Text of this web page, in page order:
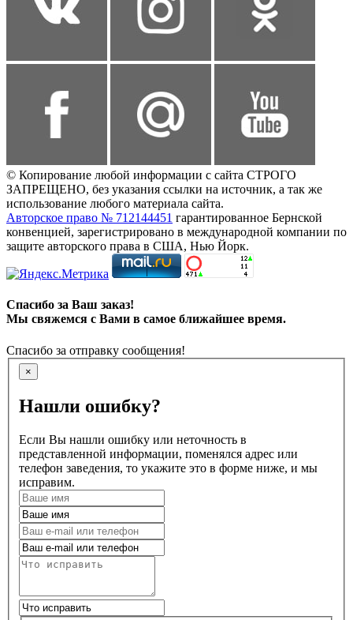
© Копирование любой информации с сайта СТРОГО
ЗАПРЕЩЕНО, без указания ссылки на источник, а так же
использование любого материала сайта.
Авторское право № 712144451 гарантированное Бернской
конвенцией, зарегистрировано в международной компании по
защите авторского права в США, Нью Йорк.
Спасибо за Ваш заказ!
Мы свяжемся с Вами в самое ближайшее время.
Спасибо за отправку сообщения!
×
Нашли ошибку?
Если Вы нашли ошибку или неточность в
представленной информации, поменялся адрес или
телефон заведения, то укажите это в форме ниже, и мы
исправим.